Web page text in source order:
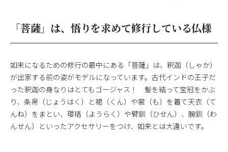
「菩薩」は、悟りを求めて修行している仏様
如来になるための修行の最中にある「菩薩」は、釈迦（しゃか）
が出家する前の姿がモデルになっています。古代インドの王子だ
った釈迦の身なりはとてもゴージャス！ 髪を結って宝冠をかぶ
り、条帛（じょうはく）と裙（くん）や裳（も）を着て天衣（て
んね）をまとい、瓔珞（ようらく）や臂釧（ひせん）、腕釧（わ
んせん）といったアクセサリーをつけ、如来とは大違いです。